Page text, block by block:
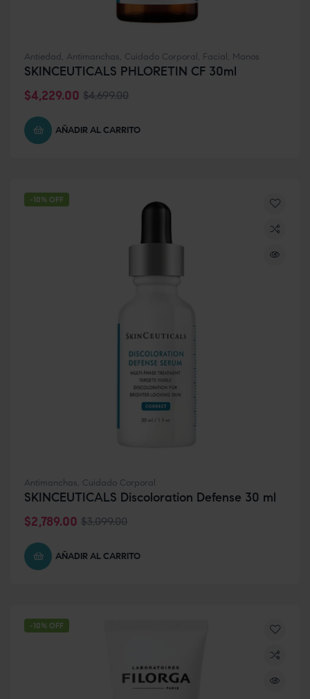
Antiedad , Antimanchas, Cuidado Corporal , Facial , Manos
SKINCEUTICALS PHLORETIN CF 30ml
$4,699.00
$4,229.00
AÑADIR AL CARRITO
-10% OFF
Antimanchas, Cuidado Corporal
SKINCEUTICALS Discoloration Defense 30 ml
$3,099.00
$2,789.00
AÑADIR AL CARRITO
-10% OFF